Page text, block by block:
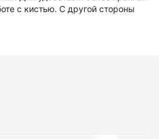
с кистью. С другой стороны